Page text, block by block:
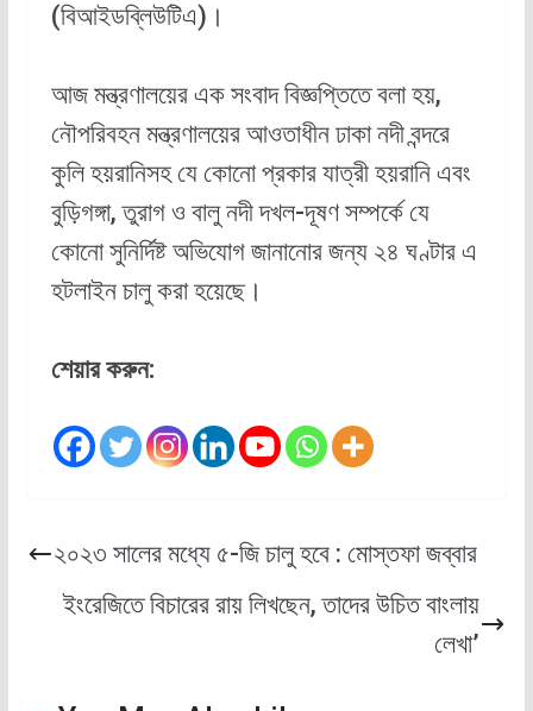
(বিআইডব্লিউটিএ)।
আজ মন্ত্রণালয়ের এক সংবাদ বিজ্ঞপ্তিতে বলা হয়,
নৌপরিবহন মন্ত্রণালয়ের আওতাধীন ঢাকা নদী বন্দরে
কুলি হয়রানিসহ যে কোনো প্রকার যাত্রী হয়রানি এবং
বুড়িগঙ্গা, তুরাগ ও বালু নদী দখল-দূষণ সম্পর্কে যে
কোনো সুনির্দিষ্ট অভিযোগ জানানোর জন্য ২৪ ঘণ্টার এ
হটলাইন চালু করা হয়েছে।
শেয়ার করুন:
২০২৩ সালের মধ্যে ৫-জি চালু হবে : মোস্তফা জব্বার
ইংরেজিতে বিচারের রায় লিখছেন, তাদের উচিত বাংলায়
লেখা’